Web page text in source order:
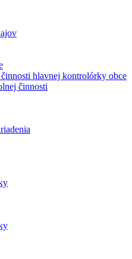
hlavnej kontrolórky obce
činnosti